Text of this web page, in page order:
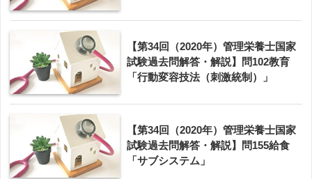
【第34回（2020年）管理栄養士国家
試験過去問解答・解説】問102教育
「行動変容技法（刺激統制）」
【第34回（2020年）管理栄養士国家
試験過去問解答・解説】問155給食
「サブシステム」